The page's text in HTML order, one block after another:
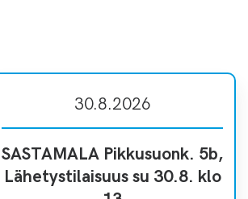
30.8.2026
SASTAMALA Pikkusuonk. 5b,
Lähetystilaisuus su 30.8. klo